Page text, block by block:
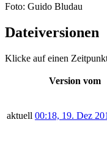
Foto: Guido Bludau
Dateiversionen
Klicke auf einen
Version vom
aktuell 00:18, 19. Dez